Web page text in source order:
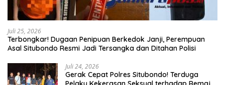
Juli 25, 2026
Terbongkar! Dugaan Penipuan Berkedok Janji, Perempuan
Asal Situbondo Resmi Jadi Tersangka dan Ditahan Polisi
Juli 24, 2026
Gerak Cepat Polres Situbondo! Terduga